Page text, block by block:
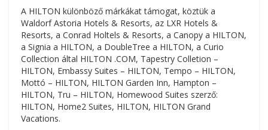
A HILTON különböző márkákat támogat, köztük a
Waldorf Astoria Hotels & Resorts, az LXR Hotels &
Resorts, a Conrad Holtels & Resorts, a Canopy a HILTON,
a Signia a HILTON, a DoubleTree a HILTON, a Curio
Collection által HILTON .COM, Tapestry Colletion –
HILTON, Embassy Suites – HILTON, Tempo – HILTON,
Mottó – HILTON, HILTON Garden Inn, Hampton –
HILTON, Tru – HILTON, Homewood Suites szerző:
HILTON, Home2 Suites, HILTON, HILTON Grand
Vacations.